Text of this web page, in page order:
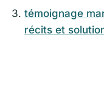
témoignage
récits et